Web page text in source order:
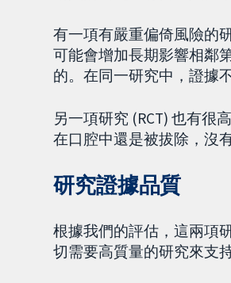
有一項有嚴重偏倚風險的
可能會增加長期影響相鄰
的。在同一研究中，證據
另一項研究 (RCT) 也有很
在口腔中還是被拔除，沒
研究證據品質
根據我們的評估，這兩項
切需要高質量的研究來支